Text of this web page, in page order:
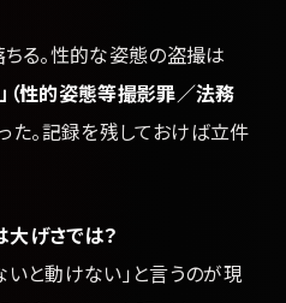
る。性的な姿態の盗撮は
（性的姿態等撮影罪／法務
。記録を残しておけば立件
げさでは？
いと動けない」と言うのが現